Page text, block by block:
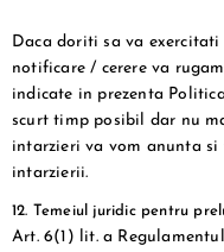
Daca doriti sa va
notificare / cerere va
indicate in prezenta
scurt timp posibil dar nu
intarzieri va vom anunta
intarzierii.
12. Temeiul juridic pentru
Art. 6(1) lit. a